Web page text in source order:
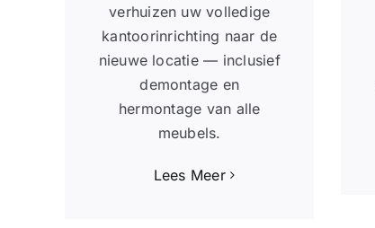
verhuizen uw volledige
kantoorinrichting naar de
nieuwe locatie — inclusief
demontage en
hermontage van alle
meubels.
Lees Meer